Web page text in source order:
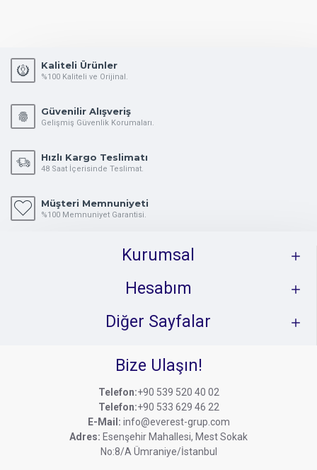
Kaliteli Ürünler
%100 Kaliteli ve Orijinal.
Güvenilir Alışveriş
Gelişmiş Güvenlik Korumaları.
Hızlı Kargo Teslimatı
48 Saat İçerisinde Teslimat.
Müşteri Memnuniyeti
%100 Memnuniyet Garantisi.
Kurumsal
Hesabım
Diğer Sayfalar
Bize Ulaşın!
Telefon:+90 539 520 40 02
Telefon:+90 533 629 46 22
E-Mail: info@everest-grup.com
Adres: Esenşehir Mahallesi, Mest Sokak
No:8/A Ümraniye/İstanbul